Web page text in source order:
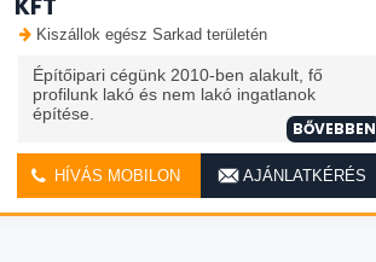
KFT
Kiszállok egész Sarkad területén
Építőipari cégünk 2010-ben alakult, fő
profilunk lakó és nem lakó ingatlanok
építése.
BŐVEBBEN
HÍVÁS MOBILON AJÁNLATKÉRÉS